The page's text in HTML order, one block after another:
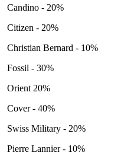
Candino - 20%
Citizen - 20%
Christian Bernard - 10%
Fossil - 30%
Orient 20%
Cover - 40%
Swiss Military - 20%
Pierre Lannier - 10%